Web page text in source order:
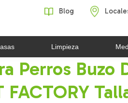
Blog
Limpieza
Perros Buzo
FACTORY